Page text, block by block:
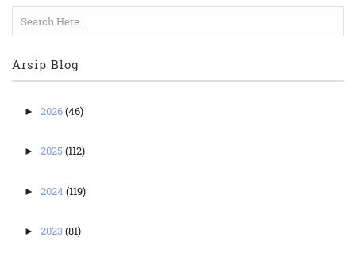
Arsip Blog
► 2026(46)
► 2025 (112)
► 2024 (119)
► 2023(81)